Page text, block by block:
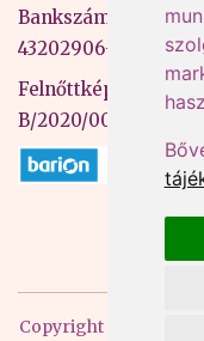
Bankszámlaszám:
43202906-51100005
Felnőttképzési
B/2020/000053
Copyright 2026